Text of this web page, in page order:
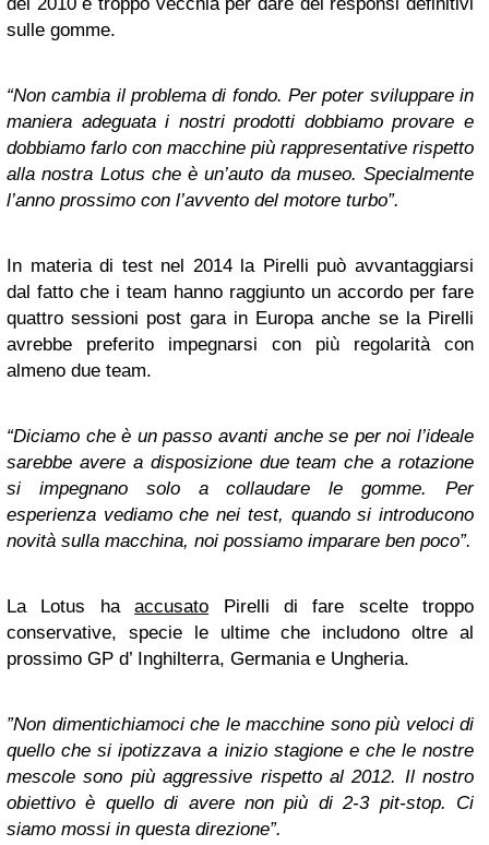
del 2010 è troppo vecchia per dare dei responsi definitivi
sulle gomme.
“Non cambia il problema di fondo. Per poter sviluppare in
maniera adeguata i nostri pro­dotti dobbiamo provare e
dobbiamo farlo con macchine più rappresentative rispetto
alla nostra Lotus che è un’auto da museo. Specialmente
l’anno prossimo con l’avvento del mo­tore turbo”.
In materia di test nel 2014 la Pirelli può avvantaggiarsi
dal fatto che i team hanno raggiunto un accordo per fare
quattro sessioni post gara in Europa anche se la Pirelli
avrebbe preferito impegnarsi con più regolarità con
almeno due team.
“Diciamo che è un passo avanti anche se per noi l’ideale
sarebbe avere a disposizione due team che a rotazione
si im­pegnano solo a collaudare le gomme. Per
esperienza vediamo che nei test, quando si in­troducono
novità sulla macchina, noi possiamo imparare ben poco”.
La Lotus haaccusato Pirelli di fare scelte troppo
conservative, specie le ultime che includono oltre al
prossimo GP d’ Inghilterra, Germania e Ungheria.
”Non dimentichiamoci che le macchine sono più veloci di
quello che si ipotizzava a inizio stagione e che le nostre
mesco­le sono più aggressive rispetto al 2012. Il nostro
obiettivo è quello di avere non più di 2­-3 pit­-stop. Ci
siamo mossi in que­sta direzione”.